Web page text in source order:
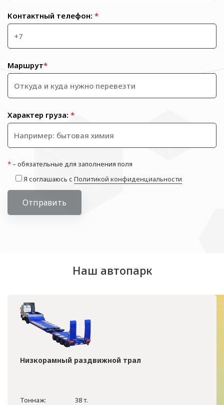
Контактный телефон: *
Маршрут*
Характер груза: *
* – обязательные для заполнения поля
Я соглашаюсь с Политикой конфиденциальности
Отправить
Наш автопарк
Низкорамный раздвижной трал
Тоннаж:
38 т.